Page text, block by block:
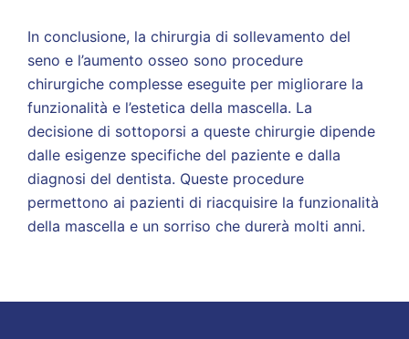
In conclusione, la chirurgia di sollevamento del
seno e l’aumento osseo sono procedure
chirurgiche complesse eseguite per migliorare la
funzionalità e l’estetica della mascella. La
decisione di sottoporsi a queste chirurgie dipende
dalle esigenze specifiche del paziente e dalla
diagnosi del dentista. Queste procedure
permettono ai pazienti di riacquisire la funzionalità
della mascella e un sorriso che durerà molti anni.